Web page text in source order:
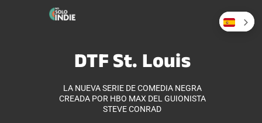
DTF St. Louis
LA NUEVA SERIE DE COMEDIA NEGRA
CREADA POR HBO MAX DEL GUIONISTA
STEVE CONRAD